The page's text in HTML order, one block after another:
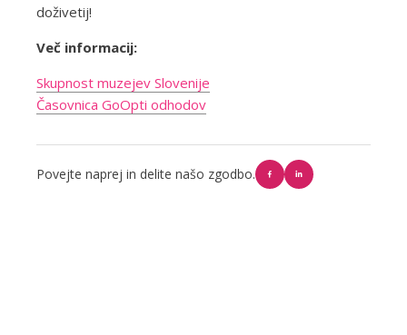
doživetij!
Več informacij:
Skupnost muzejev Slovenije
Časovnica GoOpti odhodov
Povejte naprej in delite našo zgodbo.